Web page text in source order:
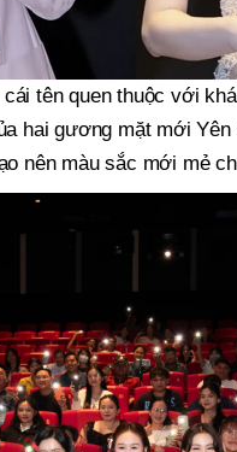
tên quen thuộc với
hai gương mặt mới
nên màu sắc mới mẻ